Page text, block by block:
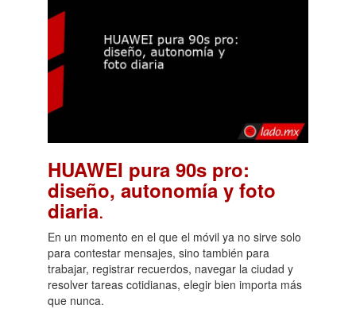
HUAWEI pura 90s pro:
diseño, autonomía y foto
diaria.
En un momento en el que el móvil ya no sirve solo
para contestar mensajes, sino también para
trabajar, registrar recuerdos, navegar la ciudad y
resolver tareas cotidianas, elegir bien importa más
que nunca.